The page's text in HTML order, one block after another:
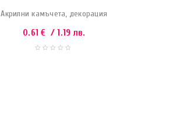
Акрилни камъчета, декорация
0.61€ / 1.19 лв.